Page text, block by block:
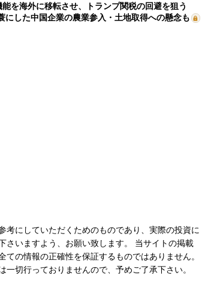
を海外に移転させ、トランプ関税の回避を狙う
にした中国企業の農業参入・土地取得への懸念も
考にしていただくためのものであり、実際の投資に
さいますよう、お願い致します。 当サイトの掲載
の情報の正確性を保証するものではありません。
切行っておりませんので、予めご了承下さい。